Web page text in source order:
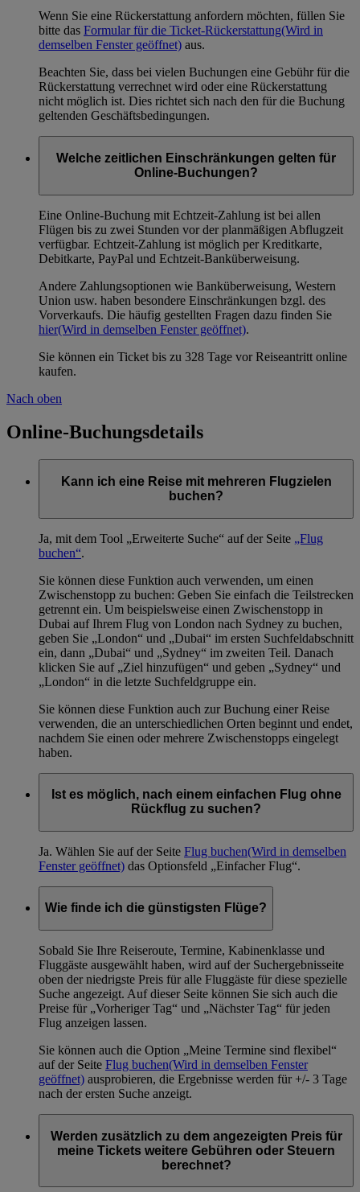
Wenn Sie eine Rückerstattung anfordern möchten, füllen Sie
bitte das Formular für die Ticket-Rückerstattung(Wird in
demselben Fenster geöffnet) aus.
Beachten Sie, dass bei vielen Buchungen eine Gebühr für die
Rückerstattung verrechnet wird oder eine Rückerstattung
nicht möglich ist. Dies richtet sich nach den für die Buchung
geltenden Geschäftsbedingungen.
Welche zeitlichen Einschränkungen gelten für
Online-Buchungen?
Eine Online-Buchung mit Echtzeit-Zahlung ist bei allen
Flügen bis zu zwei Stunden vor der planmäßigen Abflugzeit
verfügbar. Echtzeit-Zahlung ist möglich per Kreditkarte,
Debitkarte, PayPal und Echtzeit-Banküberweisung.
Andere Zahlungsoptionen wie Banküberweisung, Western
Union usw. haben besondere Einschränkungen bzgl. des
Vorverkaufs. Die häufig gestellten Fragen dazu finden Sie
hier(Wird in demselben Fenster geöffnet).
Sie können ein Ticket bis zu 328 Tage vor Reiseantritt online
kaufen.
Nach oben
Online-Buchungsdetails
Kann ich eine Reise mit mehreren Flugzielen
buchen?
Ja, mit dem Tool „Erweiterte Suche“ auf der Seite „Flug
buchen“.
Sie können diese Funktion auch verwenden, um einen
Zwischenstopp zu buchen: Geben Sie einfach die Teilstrecken
getrennt ein. Um beispielsweise einen Zwischenstopp in
Dubai auf Ihrem Flug von London nach Sydney zu buchen,
geben Sie „London“ und „Dubai“ im ersten Suchfeldabschnitt
ein, dann „Dubai“ und „Sydney“ im zweiten Teil. Danach
klicken Sie auf „Ziel hinzufügen“ und geben „Sydney“ und
„London“ in die letzte Suchfeldgruppe ein.
Sie können diese Funktion auch zur Buchung einer Reise
verwenden, die an unterschiedlichen Orten beginnt und endet,
nachdem Sie einen oder mehrere Zwischenstopps eingelegt
haben.
Ist es möglich, nach einem einfachen Flug ohne
Rückflug zu suchen?
Ja. Wählen Sie auf der Seite Flug buchen(Wird in demselben
Fenster geöffnet) das Optionsfeld „Einfacher Flug“.
Wie finde ich die günstigsten Flüge?
Sobald Sie Ihre Reiseroute, Termine, Kabinenklasse und
Fluggäste ausgewählt haben, wird auf der Suchergebnisseite
oben der niedrigste Preis für alle Fluggäste für diese spezielle
Suche angezeigt. Auf dieser Seite können Sie sich auch die
Preise für „Vorheriger Tag“ und „Nächster Tag“ für jeden
Flug anzeigen lassen.
Sie können auch die Option „Meine Termine sind flexibel“
auf der Seite Flug buchen(Wird in demselben Fenster
geöffnet) ausprobieren, die Ergebnisse werden für +/- 3 Tage
nach der ersten Suche anzeigt.
Werden zusätzlich zu dem angezeigten Preis für
meine Tickets weitere Gebühren oder Steuern
berechnet?